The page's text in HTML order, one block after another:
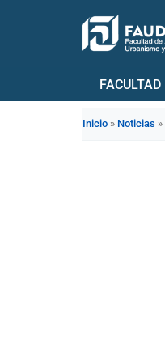
FACULTAD
Inicio » Noticias »